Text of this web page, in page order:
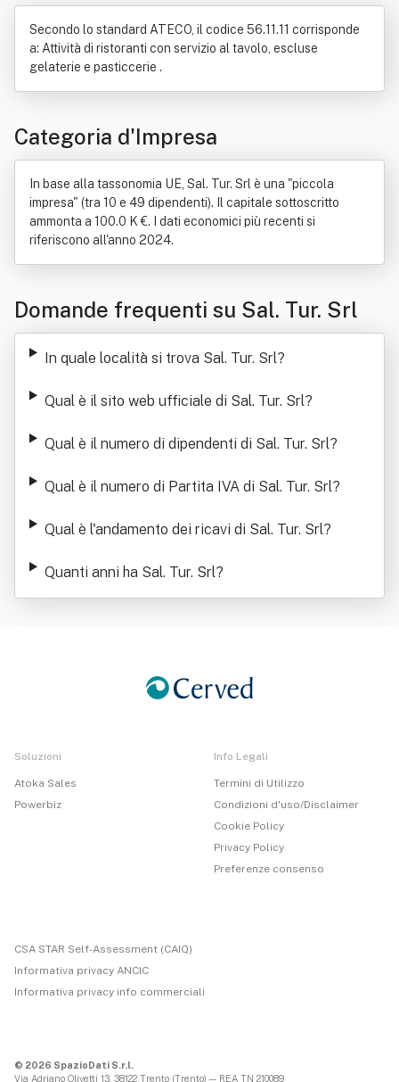
Festività
Alimento Commercio
Manutenzione
Ombrelloni (serie televisiva)
Secondo lo standard ATECO, il codice 56.11.11 corrisponde
a: Attività di ristoranti con servizio al tavolo, escluse
gelaterie e pasticcerie .
Categoria d'Impresa
In base alla tassonomia UE, Sal. Tur. Srl è una "piccola
impresa" (tra 10 e 49 dipendenti). Il capitale sottoscritto
ammonta a 100.0 K €. I dati economici più recenti si
riferiscono all'anno 2024.
Domande frequenti su Sal. Tur. Srl
In quale località si trova Sal. Tur. Srl?
Qual è il sito web ufficiale di Sal. Tur. Srl?
Qual è il numero di dipendenti di Sal. Tur. Srl?
Qual è il numero di Partita IVA di Sal. Tur. Srl?
Qual è l'andamento dei ricavi di Sal. Tur. Srl?
Quanti anni ha Sal. Tur. Srl?
Soluzioni
Atoka Sales
Powerbiz
Info Legali
Termini di Utilizzo
Condizioni d'uso/Disclaimer
Cookie Policy
Privacy Policy
Preferenze consenso
CSA STAR Self-Assessment (CAIQ)
Informativa privacy ANCIC
Informativa privacy info commerciali
© 2026 SpazioDati S.r.l.
Via Adriano Olivetti 13, 38122 Trento (Trento) — REA TN 210089